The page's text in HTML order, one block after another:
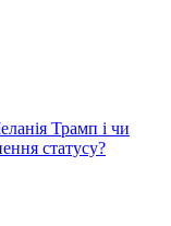
Трамп і чи
статусу?